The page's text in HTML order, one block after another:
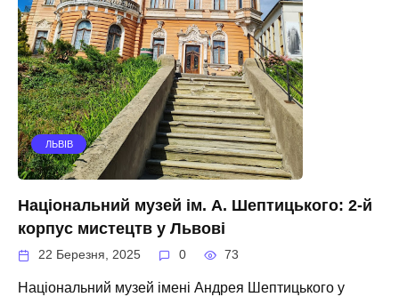
ЛЬВІВ
Національний музей ім. А. Шептицького: 2-й
корпус мистецтв у Львові
22 Березня, 2025 0 73
Національний музей імені Андрея Шептицького у